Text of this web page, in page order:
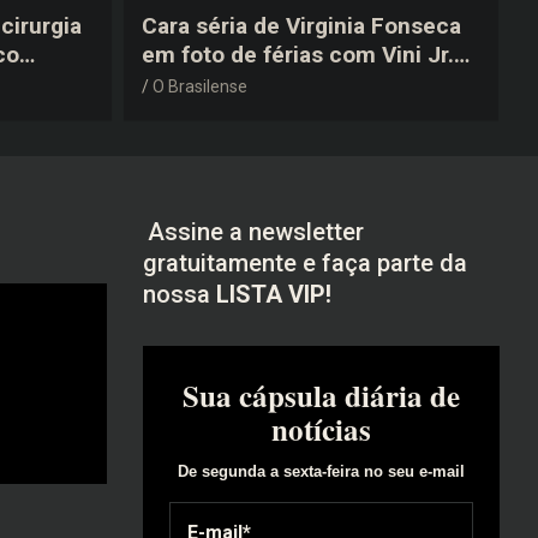
a
Cara séria de Virginia Fonseca
em foto de férias com Vini Jr.
vira piada na web: “Não
O Brasilense
Assine a newsletter
gratuitamente e faça parte da
nossa LISTA VIP!
Sua cápsula diária de
notícias
De segunda a sexta-feira no seu e-mail